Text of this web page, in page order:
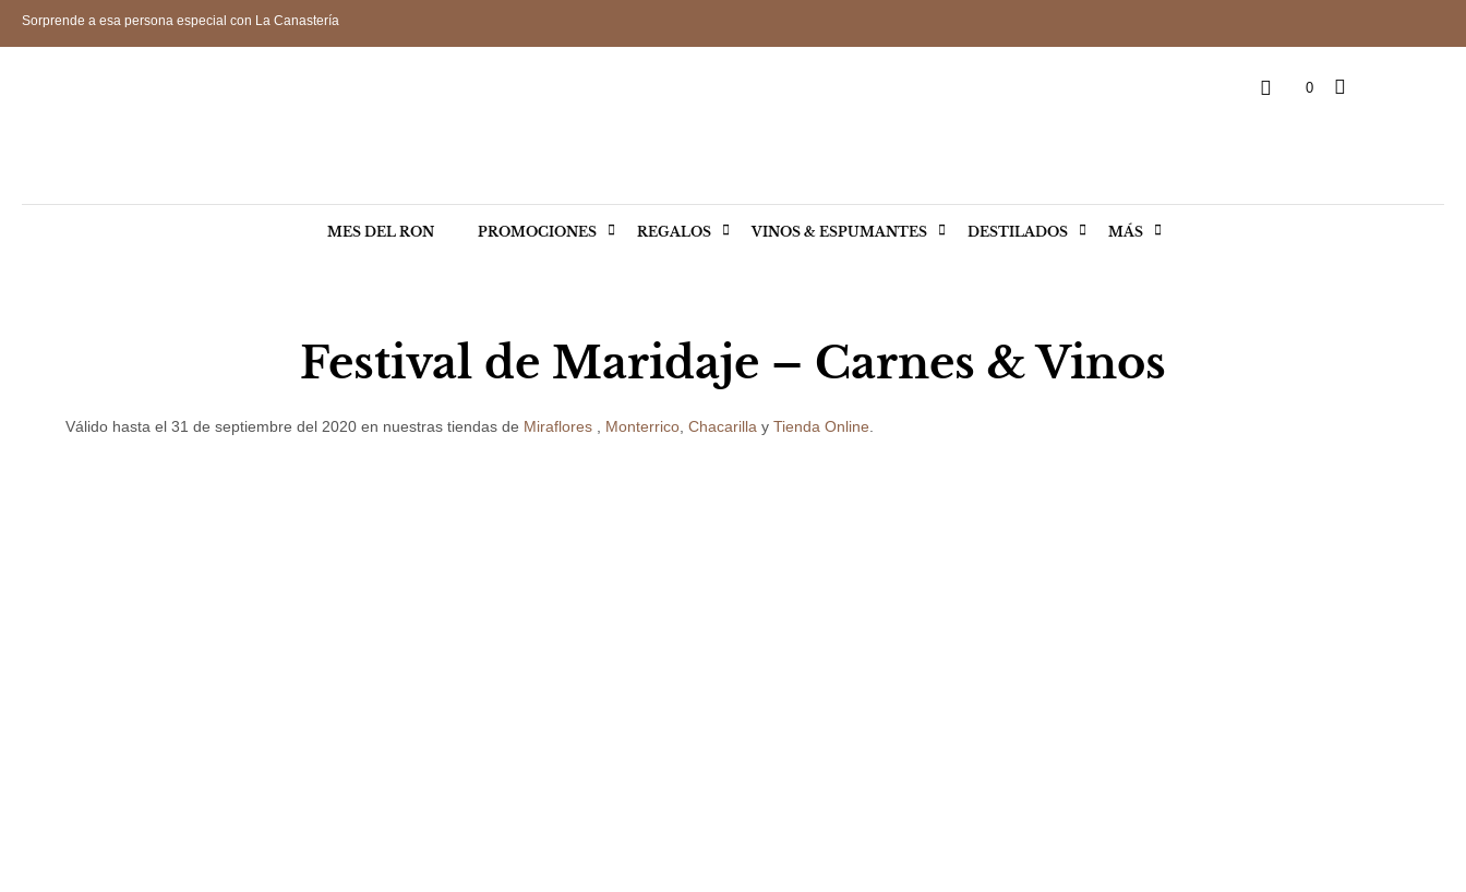
Sorprende a esa persona especial con La Canastería
MES DEL RON PROMOCIONES REGALOS VINOS & ESPUMANTES DESTILADOS MÁS
0
Festival de Maridaje – Carnes & Vinos
Válido hasta el 31 de septiembre del 2020 en nuestras tiendas de Miraflores Monterrico Chacarilla y Tienda Online